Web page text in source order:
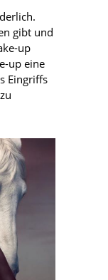
gibt und
up
up eine
Eingriffs